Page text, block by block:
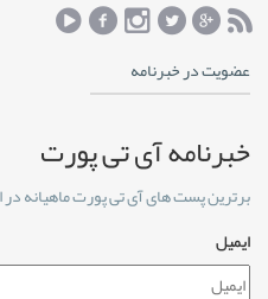
عضویت در خبرنامه
خبرنامه آی تی پورت
برترین پست های آی تی پورت ماهیانه در
ایمیل